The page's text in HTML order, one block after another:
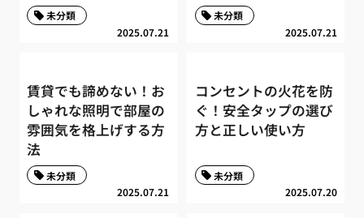
2025.07.21
未分類
2025.07.21
未分類
賃貸でも諦めない！お
しゃれな照明で部屋の
雰囲気を格上げする方
法
2025.07.21
未分類
コンセントの火花を防
ぐ！安全タップの選び
方と正しい使い方
2025.07.20
未分類